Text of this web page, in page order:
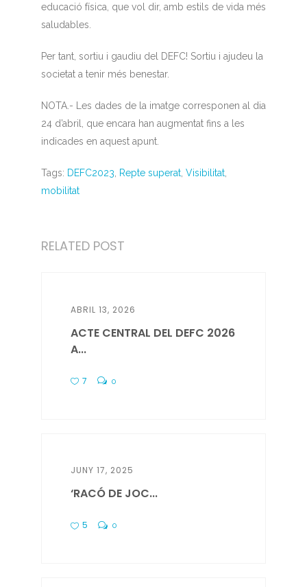
educació física, que vol dir, amb estils de vida més
saludables.
Per tant, sortiu i gaudiu del DEFC! Sortiu i ajudeu la
societat a tenir més benestar.
NOTA.- Les dades de la imatge corresponen al dia
24 d’abril, que encara han augmentat fins a les
indicades en aquest apunt.
Tags: DEFC2023 Repte superat, Visibilitat,
mobilitat
RELATED POST
ABRIL 13, 2026
ACTE CENTRAL DEL DEFC 2026
A...
7 0
JUNY 17, 2025
‘RACÓ DE JOC...
5 0